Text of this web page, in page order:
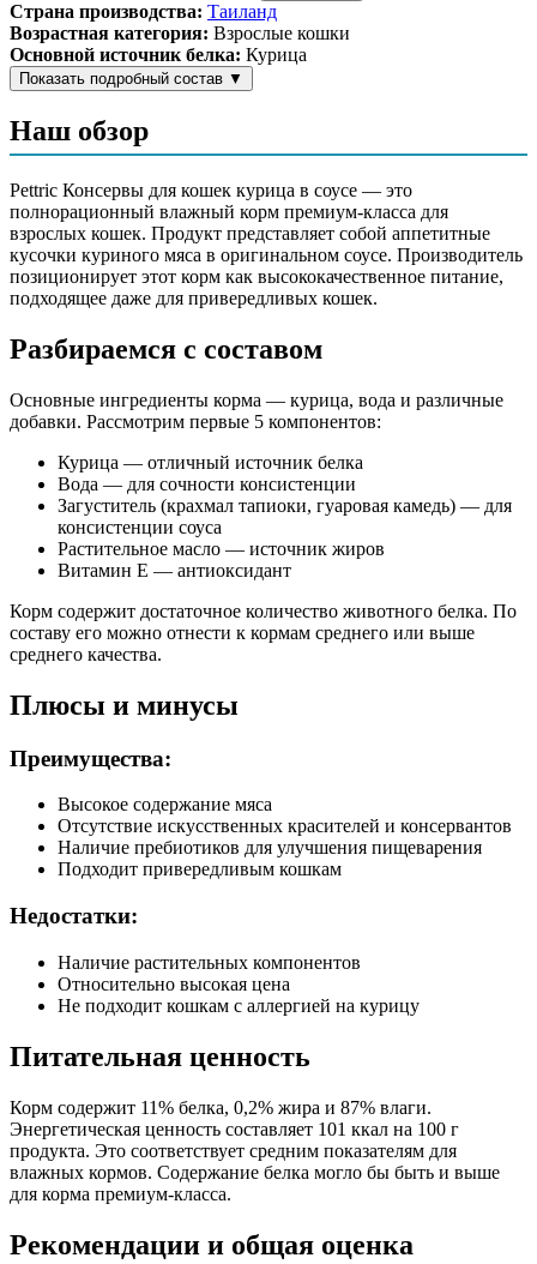
Страна производства: Таиланд
Возрастная категория: Взрослые кошки
Основной источник белка: Курица
Показать подробный состав ▼
Состав корма
Аналитический состав
сырой протеин 11,0%, сырой жир 0,2%, сырая клетчатка 1,0%,
сырая зола 3,0%, влажность 87%
Дополнительные ингредиенты
Пищевая ценность
Белок (%)
11
Жир (%)
0.2
Клетчатка (%)
Зола (%)
3
Влага (%)
87
Калорийность (ккал/100г) 101
Наш обзор
Pettric Консервы для кошек курица в соусе — это
полнорационный влажный корм премиум-класса для
взрослых кошек. Продукт представляет собой аппетитные
кусочки куриного мяса в оригинальном соусе. Производитель
позиционирует этот корм как высококачественное питание,
подходящее даже для привередливых кошек.
Разбираемся с составом
Основные ингредиенты корма — курица, вода и различные
добавки. Рассмотрим первые 5 компонентов:
Курица — отличный источник белка
Вода — для сочности консистенции
Загуститель (крахмал тапиоки, гуаровая камедь) — для
консистенции соуса
Растительное масло — источник жиров
Витамин Е — антиоксидант
Корм содержит достаточное количество животного белка. По
составу его можно отнести к кормам среднего или выше
среднего качества.
Плюсы и минусы
Преимущества:
Высокое содержание мяса
Отсутствие искусственных красителей и консервантов
Наличие пребиотиков для улучшения пищеварения
Подходит привередливым кошкам
Недостатки:
Наличие растительных компонентов
Относительно высокая цена
Не подходит кошкам с аллергией на курицу
Питательная ценность
Корм содержит 11% белка, 0,2% жира и 87% влаги.
Энергетическая ценность составляет 101 ккал на 100 г
продукта. Это соответствует средним показателям для
влажных кормов. Содержание белка могло бы быть и выше
для корма премиум-класса.
Рекомендации и общая оценка